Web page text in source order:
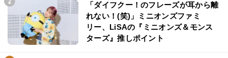
「ダイフクー！のフレーズが耳から離
れない！(笑)」ミニオンズファミ
リー、LiSAの『ミニオンズ＆モンス
ターズ』推しポイント